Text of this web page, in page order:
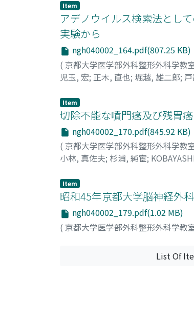
Item
アデノウイルス検索法とし
実験から
ngh040002_164.pdf(807.25 KB)
( 京都大学医学部外科整形外科学教
児玉, 宏; 正木, 直也; 堀越, 雄二郎;
Item
切除不能な噴門癌及び残胃
ngh040002_170.pdf(845.92 KB)
( 京都大学医学部外科整形外科学教
小林, 真佐夫; 杉浦, 純宦;
Item
昭和45年京都大学脳神経外
ngh040002_179.pdf(1.02 MB)
( 京都大学医学部外科整形外科学教
List Of